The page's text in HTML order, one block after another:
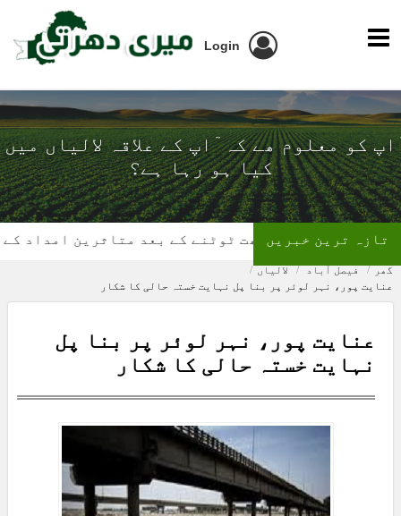
Login
ٓاپ کو معلوم ھے کہ ٓاپ کے علاقہ لالیاں میں
کیا ہو رہا ہے؟
گھر کی چھت ٹوٹنے کے بعد متاثرین امداد کے منتظر
تازہ ترین خبریں
گھر فیصل آباد
لالیاں
عنایت پور، نہر لوئر پر بنا پل نہایت خستہ حالی کا شکار
عنایت پور، نہر لوئر پر بنا پل
نہایت خستہ حالی کا شکار